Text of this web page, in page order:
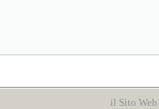
il Sito Web